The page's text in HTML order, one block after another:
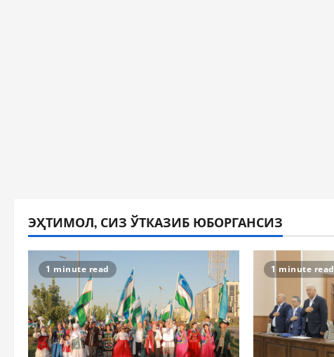
ЭҲТИМОЛ, СИЗ ЎТКАЗИБ ЮБОРГАНСИЗ
1 minute read 1 minute read